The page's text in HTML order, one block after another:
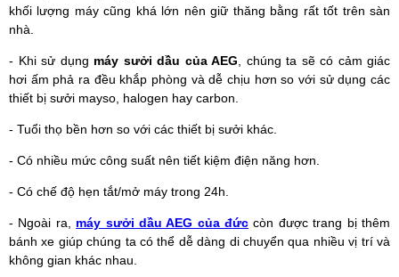
khối lượng máy cũng khá lớn nên giữ thăng bằng rất tốt trên sàn
nhà.
- Khi sử dụng máy sưởi dầu của AEG , chúng ta sẽ có cảm giác
hơi ấm phả ra đều khắp phòng và dễ chịu hơn so với sử dụng các
thiết bị sưởi mayso, halogen hay carbon.
- Tuổi thọ bền hơn so với các thiết bị sưởi khác.
- Có nhiều mức công suất nên tiết kiệm điện năng hơn.
- Có chế độ hẹn tắt/mở máy trong 24h.
- Ngoài ra, máy sưởi dầu AEG của đức còn được trang bị thêm
bánh xe giúp chúng ta có thể dễ dàng di chuyển qua nhiều vị trí và
không gian khác nhau.